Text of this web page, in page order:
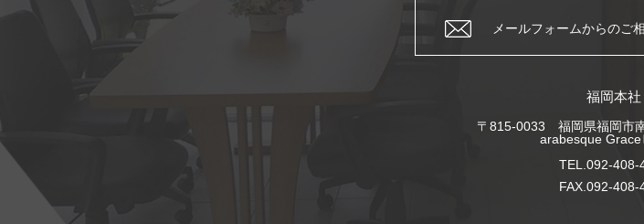
メールフォームからのご
福岡本社
〒815-0033 福岡県福岡市
arabesque Grace
TEL.092-408-
FAX.092-408-